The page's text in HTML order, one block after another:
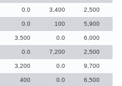
0.0 3,400 2,500
0.0 100 5,900
3,500 0.0 6,000
0.0 7,200 2,500
3,200 0.0 9,700
400 0.0 6,500